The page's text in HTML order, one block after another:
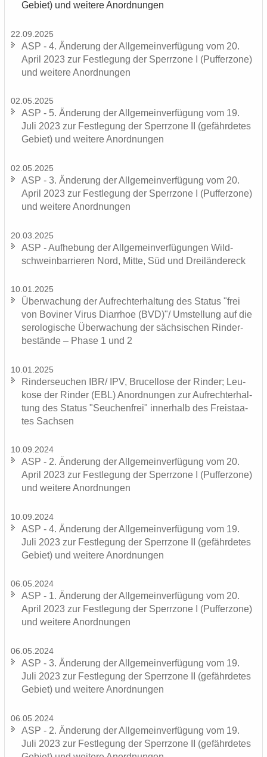
Ge­biet) und wei­te­re An­ord­nun­gen
22.09.2025
ASP - 4. Än­de­rung der All­ge­mein­ver­fü­gung vom 20.
April 2023 zur Fest­le­gung der Sperr­zo­ne I (Puf­fer­zo­ne)
und wei­te­re An­ord­nun­gen
02.05.2025
ASP - 5. Än­de­rung der All­ge­mein­ver­fü­gung vom 19.
Juli 2023 zur Fest­le­gung der Sperr­zo­ne II (ge­fähr­de­tes
Ge­biet) und wei­te­re An­ord­nun­gen
02.05.2025
ASP - 3. Än­de­rung der All­ge­mein­ver­fü­gung vom 20.
April 2023 zur Fest­le­gung der Sperr­zo­ne I (Puf­fer­zo­ne)
und wei­te­re An­ord­nun­gen
20.03.2025
ASP - Auf­he­bung der All­ge­mein­ver­fü­gun­gen Wild­
schwein­bar­rie­ren Nord, Mitte, Süd und Drei­län­der­eck
10.01.2025
Über­wa­chung der Auf­recht­erhal­tung des Sta­tus "frei
von Bo­vi­ner Virus Di­ar­rhoe (BVD)"/ Um­stel­lung auf die
se­ro­lo­gi­sche Über­wa­chung der säch­si­schen Rin­der­
be­stän­de – Phase 1 und 2
10.01.2025
Rin­der­seu­chen IBR/ IPV, Bru­cel­lo­se der Rin­der; Leu­
ko­se der Rin­der (EBL) An­ord­nun­gen zur Auf­recht­erhal­
tung des Sta­tus "Seu­chen­frei" in­ner­halb des Frei­staa­
tes Sach­sen
10.09.2024
ASP - 2. Än­de­rung der All­ge­mein­ver­fü­gung vom 20.
April 2023 zur Fest­le­gung der Sperr­zo­ne I (Puf­fer­zo­ne)
und wei­te­re An­ord­nun­gen
10.09.2024
ASP - 4. Än­de­rung der All­ge­mein­ver­fü­gung vom 19.
Juli 2023 zur Fest­le­gung der Sperr­zo­ne II (ge­fähr­de­tes
Ge­biet) und wei­te­re An­ord­nun­gen
06.05.2024
ASP - 1. Än­de­rung der All­ge­mein­ver­fü­gung vom 20.
April 2023 zur Fest­le­gung der Sperr­zo­ne I (Puf­fer­zo­ne)
und wei­te­re An­ord­nun­gen
06.05.2024
ASP - 3. Än­de­rung der All­ge­mein­ver­fü­gung vom 19.
Juli 2023 zur Fest­le­gung der Sperr­zo­ne II (ge­fähr­de­tes
Ge­biet) und wei­te­re An­ord­nun­gen
06.05.2024
ASP - 2. Än­de­rung der All­ge­mein­ver­fü­gung vom 19.
Juli 2023 zur Fest­le­gung der Sperr­zo­ne II (ge­fähr­de­tes